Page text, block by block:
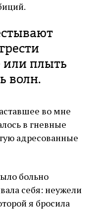
или плыть
волн.
во мне
в гневные
адресованные
больно
себя: неужели
я бросила